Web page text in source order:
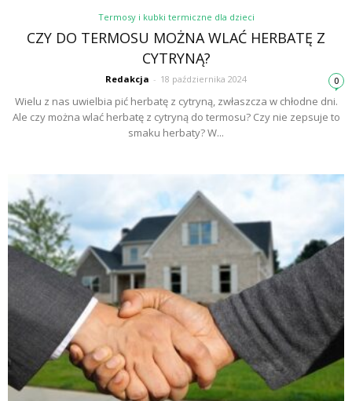
Termosy i kubki termiczne dla dzieci
CZY DO TERMOSU MOŻNA WLAĆ HERBATĘ Z
CYTRYNĄ?
Redakcja - 18 października 2024 0
Wielu z nas uwielbia pić herbatę z cytryną, zwłaszcza w chłodne dni.
Ale czy można wlać herbatę z cytryną do termosu? Czy nie zepsuje to
smaku herbaty? W...